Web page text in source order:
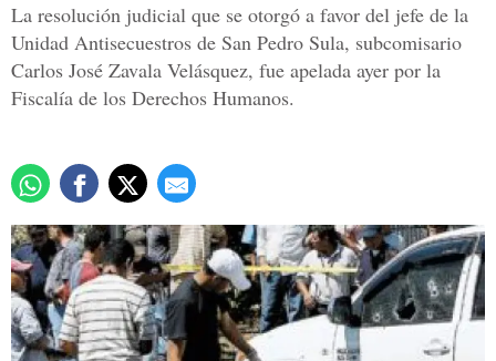
La resolución judicial que se otorgó a favor del jefe de la
Unidad Antisecuestros de San Pedro Sula, subcomisario
Carlos José Zavala Velásquez, fue apelada ayer por la
Fiscalía de los Derechos Humanos.